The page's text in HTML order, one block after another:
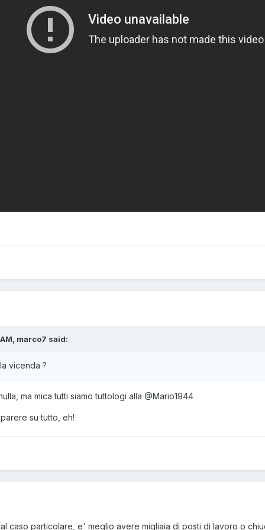
marco7 said:
vicenda ?
ma mica tutti siamo tuttologi alla @Mario1944
su tutto, eh!
caso particolare, e' meglio avere migliaia di posti di lavoro o